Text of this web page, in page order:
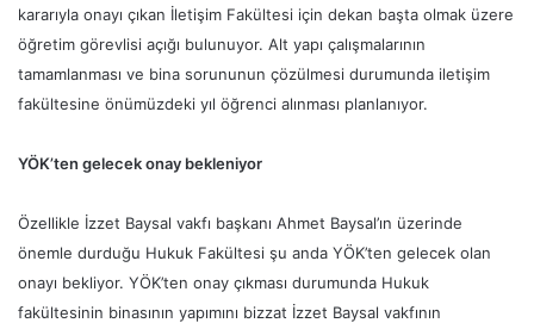
kararıyla onayı çıkan İletişim Fakültesi için dekan başta olmak üzere
öğretim görevlisi açığı bulunuyor. Alt yapı çalışmalarının
tamamlanması ve bina sorununun çözülmesi durumunda iletişim
fakültesine önümüzdeki yıl öğrenci alınması planlanıyor.
YÖK’ten gelecek onay bekleniyor
Özellikle İzzet Baysal vakfı başkanı Ahmet Baysal’ın üzerinde
önemle durduğu Hukuk Fakültesi şu anda YÖK’ten gelecek olan
onayı bekliyor. YÖK’ten onay çıkması durumunda Hukuk
fakültesinin binasının yapımını bizzat İzzet Baysal vakfının